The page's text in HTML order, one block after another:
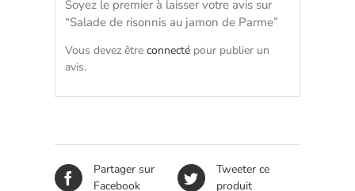
Soyez le premier à laisser votre avis sur
“Salade de risonnis au jamon de Parme”
Vous devez êtreconnecté pour publier un
avis.
Partager sur
Facebook
Tweeter ce
produit